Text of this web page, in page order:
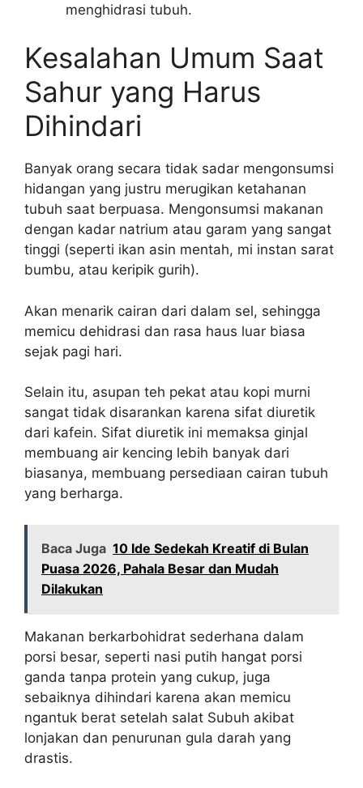
menghidrasi tubuh.
Kesalahan Umum Saat
Sahur yang Harus
Dihindari
Banyak orang secara tidak sadar mengonsumsi
hidangan yang justru merugikan ketahanan
tubuh saat berpuasa. Mengonsumsi makanan
dengan kadar natrium atau garam yang sangat
tinggi (seperti ikan asin mentah, mi instan sarat
bumbu, atau keripik gurih).
Akan menarik cairan dari dalam sel, sehingga
memicu dehidrasi dan rasa haus luar biasa
sejak pagi hari.
Selain itu, asupan teh pekat atau kopi murni
sangat tidak disarankan karena sifat diuretik
dari kafein. Sifat diuretik ini memaksa ginjal
membuang air kencing lebih banyak dari
biasanya, membuang persediaan cairan tubuh
yang berharga.
Baca Juga 10 Ide Sedekah Kreatif di Bulan
Puasa 2026, Pahala Besar dan Mudah
Dilakukan
Makanan berkarbohidrat sederhana dalam
porsi besar, seperti nasi putih hangat porsi
ganda tanpa protein yang cukup, juga
sebaiknya dihindari karena akan memicu
ngantuk berat setelah salat Subuh akibat
lonjakan dan penurunan gula darah yang
drastis.